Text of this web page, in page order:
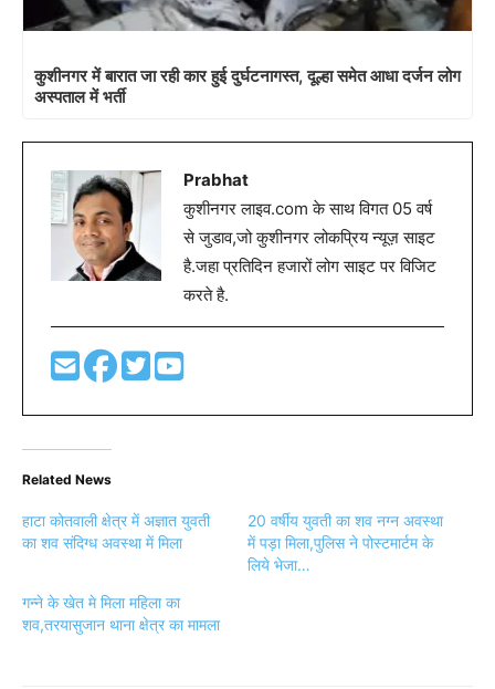
कुशीनगर में बारात जा रही कार हुई दुर्घटनागस्त, दूल्हा समेत आधा दर्जन लोग
अस्पताल में भर्ती
Prabhat
कुशीनगर लाइव.com के साथ विगत 05 वर्ष
से जुडाव,जो कुशीनगर लोकप्रिय न्यूज़ साइट
है.जहा प्रतिदिन हजारों लोग साइट पर विजिट
करते है.
Related News
हाटा कोतवाली क्षेत्र में अज्ञात युवती
का शव संदिग्ध अवस्था में मिला
20 वर्षीय युवती का शव नग्न अवस्था
में पड़ा मिला,पुलिस ने पोस्टमार्टम के
लिये भेजा…
गन्ने के खेत मे मिला महिला का
शव,तरयासुजान थाना क्षेत्र का मामला